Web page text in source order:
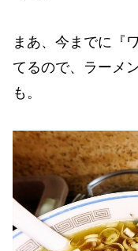
まあ、今までに『
てるので、ラーメ
も。